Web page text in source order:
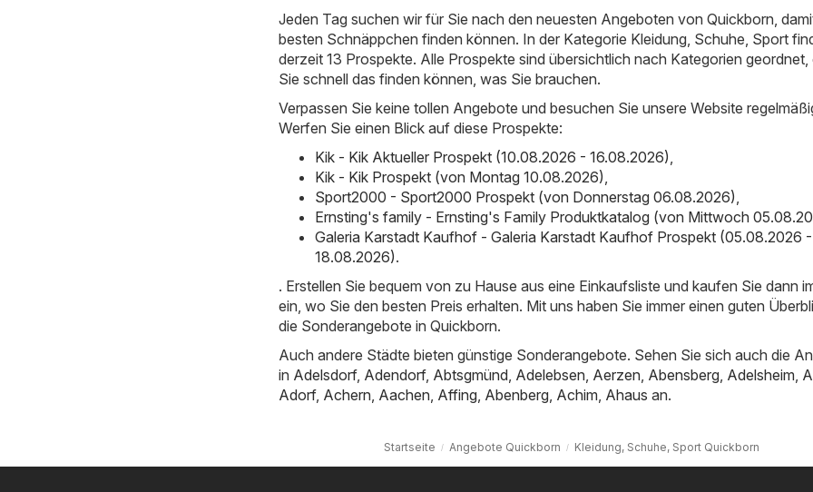
Jeden Tag suchen wir für Sie nach den neuesten Angeboten von Quickborn,
besten Schnäppchen finden können. In der Kategorie Kleidung, Schuhe, Sport
derzeit 13 Prospekte. Alle Prospekte sind übersichtlich nach Kategorien geordnet,
Sie schnell das finden können, was Sie brauchen.
Verpassen Sie keine tollen Angebote und besuchen Sie unsere Website
Werfen Sie einen Blick auf diese Prospekte:
Kik - Kik Aktueller Prospekt (10.08.2026 - 16.08.2026)
Kik - Kik Prospekt (von Montag 10.08.2026)
Sport2000 - Sport2000 Prospekt (von Donnerstag 06.08.2026)
Ernsting's family - Ernsting's Family Produktkatalog (von Mittwoch
Galeria Karstadt Kaufhof - Galeria Karstadt Kaufhof Prospekt (05.08.2026 -
18.08.2026).
. Erstellen Sie bequem von zu Hause aus eine Einkaufsliste und kaufen Sie dann
ein, wo Sie den besten Preis erhalten. Mit uns haben Sie immer einen guten
die Sonderangebote in Quickborn.
Auch andere Städte bieten günstige Sonderangebote. Sehen Sie sich auch die
in Adelsdorf, Adendorf, Abtsgmünd Adelebsen Aerzen Abensberg Adelsheim
Adorf, Achern Aachen Affing Abenberg Achim Ahaus an.
Startseite Angebote Quickborn Kleidung, Schuhe, Sport Quickborn